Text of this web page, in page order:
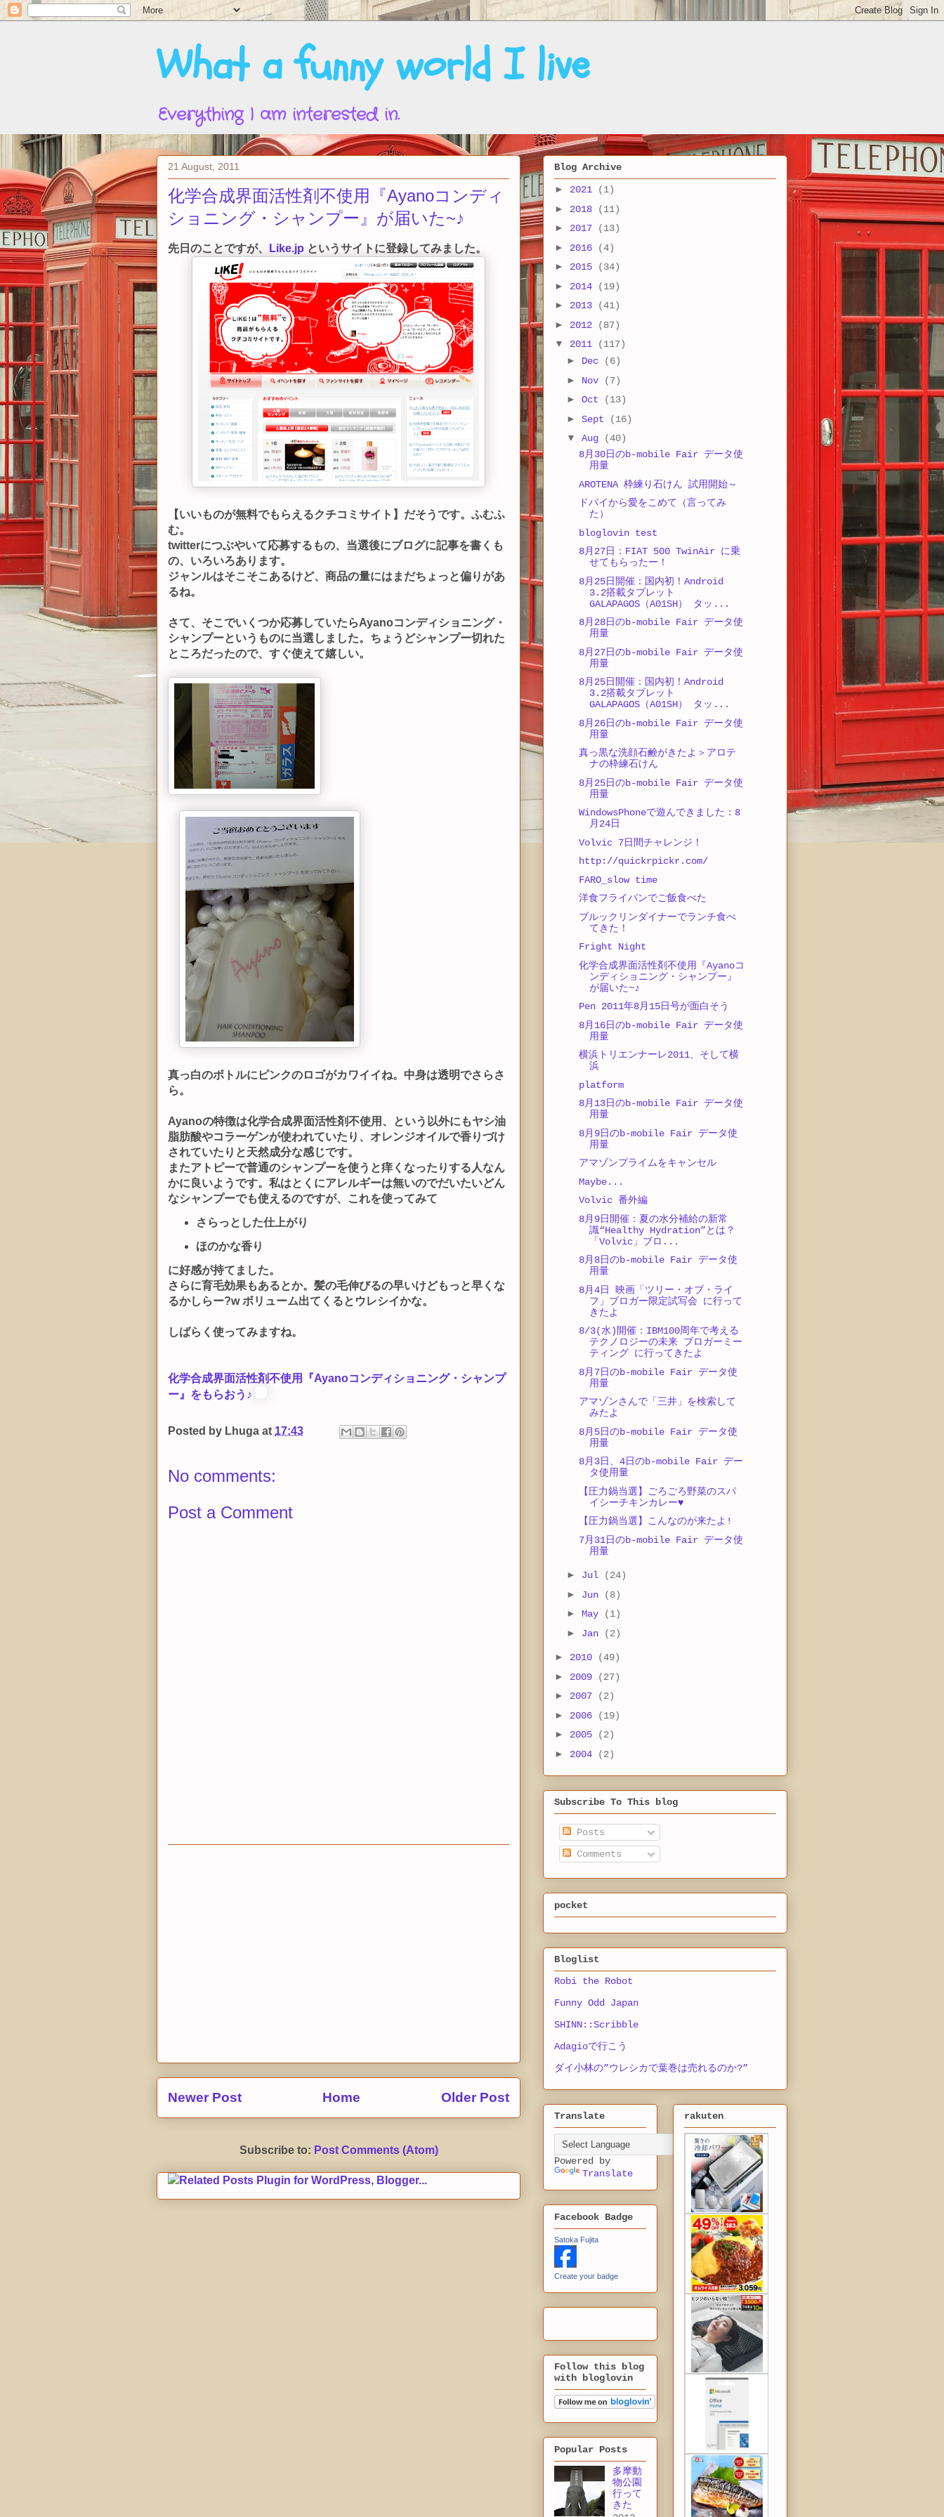
What a funny world I live
Everything I am interested in.
21 August, 2011
化学合成界面活性剤不使用『Ayanoコンディ
ショニング・シャンプー』が届いた~♪
先日のことですが、 Like.jp というサイトに登録してみました。
【いいものが無料でもらえるクチコミサイト】だそうです。ふむふ
む。
twitterにつぶやいて応募するもの、当選後にブログに記事を書くも
の、いろいろあります。
ジャンルはそこそこあるけど、商品の量にはまだちょっと偏りがあ
るね。
さて、そこでいくつか応募していたらAyanoコンディショニング・
シャンプーというものに当選しました。ちょうどシャンプー切れた
ところだったので、すぐ使えて嬉しい。
真っ白のボトルにピンクのロゴがカワイイね。中身は透明でさらさ
ら。
Ayanoの特徴は化学合成界面活性剤不使用、という以外にもヤシ油
脂肪酸やコラーゲンが使われていたり、オレンジオイルで香りづけ
されていたりと天然成分な感じです。
またアトピーで普通のシャンプーを使うと痒くなったりする人なん
かに良いようです。私はとくにアレルギーは無いのでだいたいどん
なシャンプーでも使えるのですが、これを使ってみて
さらっとした仕上がり
ほのかな香り
に好感が持てました。
さらに育毛効果もあるとか。髪の毛伸びるの早いけどもっと早くな
るかしらー?w ボリューム出てくるとウレシイかな。
しばらく使ってみますね。
化学合成界面活性剤不使用『Ayanoコンディショニング・シャンプ
ー』をもらおう♪
Posted by Lhuga at 17:43
No comments:
Post a Comment
Newer Post Older Post
Home
Subscribe to: Post Comments (Atom)
Blog Archive
► 2021
(1)
► 2018
(11)
► 2017
(13)
► 2016
(4)
► 2015
(34)
► 2014
(19)
► 2013
(41)
► 2012
(87)
▼ 2011
(117)
► Dec
(6)
► Nov
(7)
► Oct
(13)
► Sept
(16)
▼ Aug
(40)
8月30日のb-mobile Fair データ使
用量
AROTENA 枠練り石けん 試用開始～
ドバイから愛をこめて（言ってみ
た）
bloglovin test
8月27日：FIAT 500 TwinAir に乗
せてもらったー！
8月25日開催：国内初！Android
3.2搭載タブレット
GALAPAGOS（A01SH） タッ...
8月28日のb-mobile Fair データ使
用量
8月27日のb-mobile Fair データ使
用量
8月25日開催：国内初！Android
3.2搭載タブレット
GALAPAGOS（A01SH） タッ...
8月26日のb-mobile Fair データ使
用量
真っ黒な洗顔石鹸がきたよ＞アロテ
ナの枠練石けん
8月25日のb-mobile Fair データ使
用量
WindowsPhoneで遊んできました：8
月24日
Volvic 7日間チャレンジ！
http://quickrpickr.com/
FARO_slow time
洋食フライパンでご飯食べた
ブルックリンダイナーでランチ食べ
てきた！
Fright Night
化学合成界面活性剤不使用『Ayanoコ
ンディショニング・シャンプー』
が届いた~♪
Pen 2011年8月15日号が面白そう
8月16日のb-mobile Fair データ使
用量
横浜トリエンナーレ2011、そして横
浜
platform
8月13日のb-mobile Fair データ使
用量
8月9日のb-mobile Fair データ使
用量
アマゾンプライムをキャンセル
Maybe...
Volvic 番外編
8月9日開催：夏の水分補給の新常
識“Healthy Hydration”とは？
「Volvic」ブロ...
8月8日のb-mobile Fair データ使
用量
8月4日 映画「ツリー・オブ・ライ
フ」ブロガー限定試写会 に行って
きたよ
8/3(水)開催：IBM100周年で考える
テクノロジーの未来 ブロガーミー
ティング に行ってきたよ
8月7日のb-mobile Fair データ使
用量
アマゾンさんで「三井」を検索して
みたよ
8月5日のb-mobile Fair データ使
用量
8月3日、4日のb-mobile Fair デー
タ使用量
【圧力鍋当選】ごろごろ野菜のスパ
イシーチキンカレー♥
【圧力鍋当選】こんなのが来たよ!
7月31日のb-mobile Fair データ使
用量
► Jul
(24)
► Jun
(8)
► May
(1)
► Jan (2)
► 2010
(49)
► 2009
(27)
► 2007
(2)
► 2006
(19)
► 2005
(2)
► 2004 (2)
Subscribe To This blog
Posts
Comments
pocket
Bloglist
Robi the Robot
Funny Odd Japan
SHINN::Scribble
Adagioで行こう
ダイ小林の”ウレシカで葉巻は売れるのか?”
Translate
Powered by
Translate
Facebook Badge
Satoka Fujita
Create your badge
Follow this blog
with bloglovin
Popular Posts
多摩動
物公園
行って
きた
rakuten